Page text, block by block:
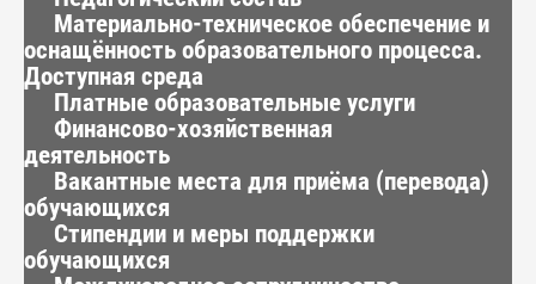
Материально-техническое обеспечение и
оснащённость образовательного процесса.
Доступная среда
Платные образовательные услуги
Финансово-хозяйственная
деятельность
Вакантные места для приёма (перевода)
обучающихся
Стипендии и меры поддержки
обучающихся